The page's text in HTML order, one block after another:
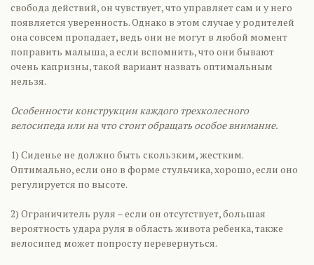
свобода действий, он чувствует, что управляет сам и у него
появляется уверенность. Однако в этом случае у родителей
она совсем пропадает, ведь они не могут в любой момент
поправить малыша, а если вспомнить, что они бывают
очень капризны, такой вариант назвать оптимальным
нельзя.
Особенности конструкции каждого трехколесного
велосипеда или на что стоит обращать особое внимание.
1) Сиденье не должно быть скользким, жестким.
Оптимально, если оно в форме стульчика, хорошо, если оно
регулируется по высоте.
2) Ограничитель руля – если он отсутствует, большая
вероятность удара руля в область живота ребенка, также
велосипед может попросту перевернуться.